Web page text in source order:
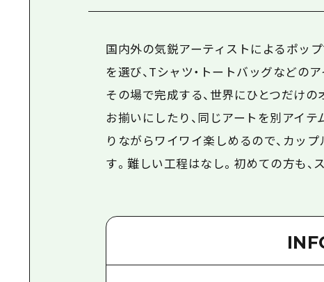
国内外の気鋭アーティストによるポッ
を選び、Tシャツ・トートバッグなどの
その場で完成する、世界にひとつだけ
お揃いにしたり、同じアートを別アイ
りながらワイワイ楽しめるので、カッ
す。難しい工程はなし。初めての方も、